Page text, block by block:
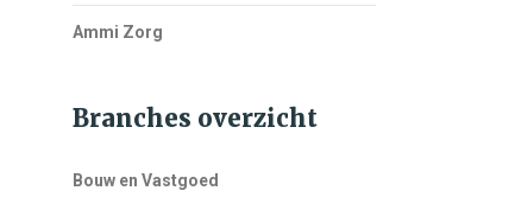
Ammi Zorg
Branches overzicht
Bouw en Vastgoed